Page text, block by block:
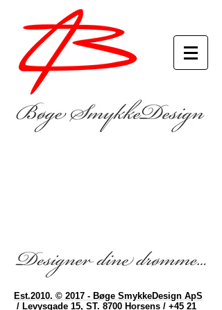
Est.2010. © 2017 - Bøge SmykkeDesign ApS
/ Levysgade 15, ST. 8700 Horsens / +45 21